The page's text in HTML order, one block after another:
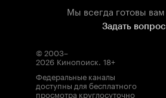
Мы всегда готовы
Задать вопрос
© 2003–
2026 Кинопоиск. 18+
Федеральные каналы
доступны для бесплатного
просмотра круглосуточно